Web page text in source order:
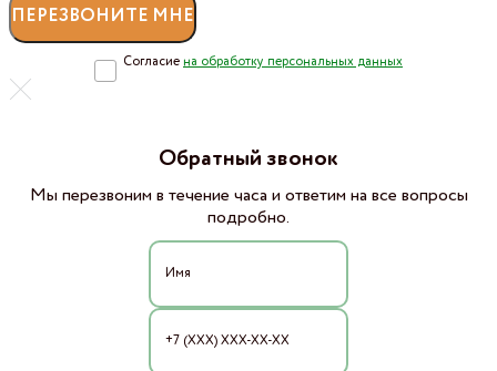
Согласие на обработку персональных данных
Обратный звонок
Мы перезвоним в течение часа и ответим на все вопросы
подробно.